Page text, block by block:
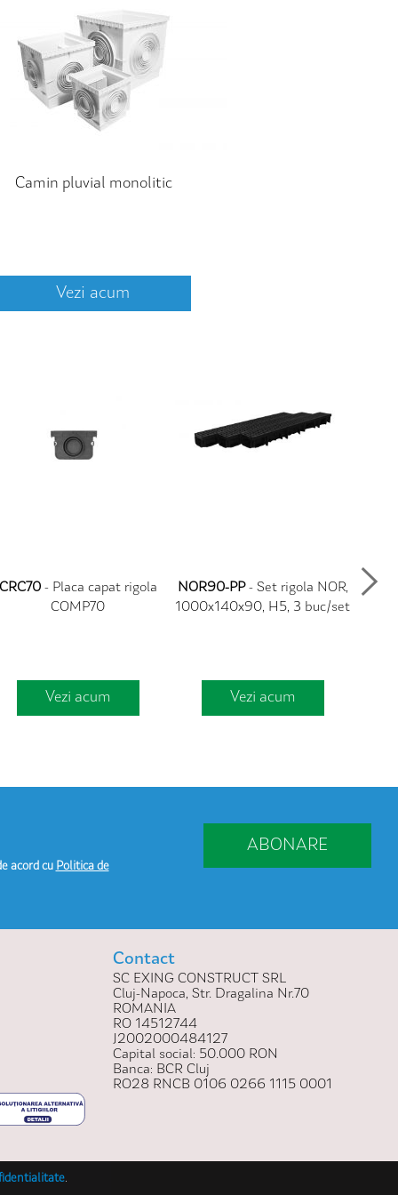
Camin pluvial monolitic
Vezi acum
CRC70- Placa capat rigola
COMP70
Vezi acum
NOR90-PP- Set rigola NOR,
1000x140x90, H5, 3 buc/set
Vezi acum
acord cu Politica de
ABONARE
Contact
SC EXING CONSTRUCT SRL
Cluj-Napoca, Str. Dragalina Nr.70
ROMANIA
RO 14512744
J2002000484127
Capital social: 50.000 RON
Banca: BCR Cluj
RO28 RNCB 0106 0266 1115 0001
.